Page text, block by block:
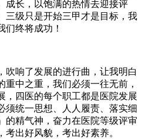
成长，以饱满的热情去迎接评
三级只是开始三甲才是目标，我
们终将成功！
吹响了发展的进行曲，让我明白
中之重，我们必须一往无前，
，四医的每个职工都是医院发展
须统一思想、人人履责、落实细
的精气神，奋力在医院等级评审
出好风貌，考出好素养。